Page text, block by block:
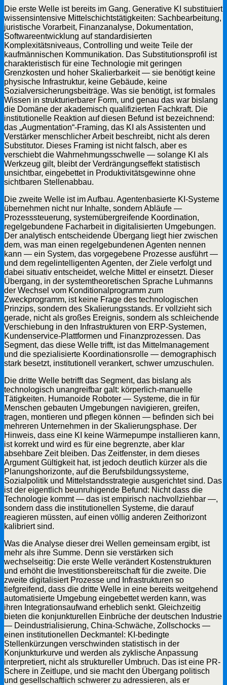
Die erste Welle ist bereits im Gang. Generative KI substituiert
wissensintensive Mittelschichtstätigkeiten: Sachbearbeitung,
juristische Vorarbeit, Finanzanalyse, Dokumentation,
Softwareentwicklung auf standardisierten
Komplexitätsniveaus, Controlling und weite Teile der
kaufmännischen Kommunikation. Das Substitutionsprofil ist
charakteristisch für eine Technologie mit geringen
Grenzkosten und hoher Skalierbarkeit — sie benötigt keine
physische Infrastruktur, keine Gebäude, keine
Sozialversicherungsbeiträge. Was sie benötigt, ist formales
Wissen in strukturierbarer Form, und genau das war bislang
die Domäne der akademisch qualifizierten Fachkraft. Die
institutionelle Reaktion auf diesen Befund ist bezeichnend:
das „Augmentation“-Framing, das KI als Assistenten und
Verstärker menschlicher Arbeit beschreibt, nicht als deren
Substitutor. Dieses Framing ist nicht falsch, aber es
verschiebt die Wahrnehmungsschwelle — solange KI als
Werkzeug gilt, bleibt der Verdrängungseffekt statistisch
unsichtbar, eingebettet in Produktivitätsgewinne ohne
sichtbaren Stellenabbau.
Die zweite Welle ist im Aufbau. Agentenbasierte KI-Systeme
übernehmen nicht nur Inhalte, sondern Abläufe —
Prozesssteuerung, systemübergreifende Koordination,
regelgebundene Facharbeit in digitalisierten Umgebungen.
Der analytisch entscheidende Übergang liegt hier zwischen
dem, was man einen regelgebundenen Agenten nennen
kann — ein System, das vorgegebene Prozesse ausführt —
und dem regelintelligenten Agenten, der Ziele verfolgt und
dabei situativ entscheidet, welche Mittel er einsetzt. Dieser
Übergang, in der systemtheoretischen Sprache Luhmanns
der Wechsel vom Konditionalprogramm zum
Zweckprogramm, ist keine Frage des technologischen
Prinzips, sondern des Skalierungsstands. Er vollzieht sich
gerade, nicht als großes Ereignis, sondern als schleichende
Verschiebung in den Infrastrukturen von ERP-Systemen,
Kundenservice-Plattformen und Finanzprozessen. Das
Segment, das diese Welle trifft, ist das Mittelmanagement
und die spezialisierte Koordinationsrolle — demographisch
stark besetzt, institutionell verankert, schwer umzuschulen.
Die dritte Welle betrifft das Segment, das bislang als
technologisch unangreifbar galt: körperlich-manuelle
Tätigkeiten. Humanoide Roboter — Systeme, die in für
Menschen gebauten Umgebungen navigieren, greifen,
tragen, montieren und pflegen können — befinden sich bei
mehreren Unternehmen in der Skalierungsphase. Der
Hinweis, dass eine KI keine Wärmepumpe installieren kann,
ist korrekt und wird es für eine begrenzte, aber klar
absehbare Zeit bleiben. Das Zeitfenster, in dem dieses
Argument Gültigkeit hat, ist jedoch deutlich kürzer als die
Planungshorizonte, auf die Berufsbildungssysteme,
Sozialpolitik und Mittelstandsstrategie ausgerichtet sind. Das
ist der eigentlich beunruhigende Befund: Nicht dass die
Technologie kommt — das ist empirisch nachvollziehbar —,
sondern dass die institutionellen Systeme, die darauf
reagieren müssten, auf einen völlig anderen Zeithorizont
kalibriert sind.
Was die Analyse dieser drei Wellen gemeinsam ergibt, ist
mehr als ihre Summe. Denn sie verstärken sich
wechselseitig: Die erste Welle verändert Kostenstrukturen
und erhöht die Investitionsbereitschaft für die zweite. Die
zweite digitalisiert Prozesse und Infrastrukturen so
tiefgreifend, dass die dritte Welle in eine bereits weitgehend
automatisierte Umgebung eingebettet werden kann, was
ihren Integrationsaufwand erheblich senkt. Gleichzeitig
bieten die konjunkturellen Einbrüche der deutschen Industrie
— Deindustrialisierung, China-Schwäche, Zollschocks —
einen institutionellen Deckmantel: KI-bedingte
Stellenkürzungen verschwinden statistisch in der
Konjunkturkurve und werden als zyklische Anpassung
interpretiert, nicht als struktureller Umbruch. Das ist eine PR-
Schere in Zeitlupe, und sie macht den Übergang politisch
und gesellschaftlich schwerer zu adressieren, als er